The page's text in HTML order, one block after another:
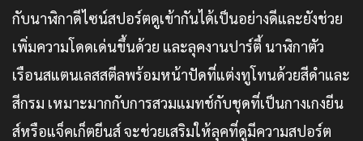
กับนาฬิกาดีไซน์สปอร์ตดูเข้ากันได้เป็นอย่างดีและยังช่วย
เพิ่มความโดดเด่นขึ้นด้วย และลุคงานปาร์ตี้ นาฬิกาตัว
เรือนสแตนเลสสตีลพร้อมหน้าปัดที่แต่งทูโทนด้วยสีดำและ
สีกรม เหมาะมากกับการสวมแมทช์กับชุดที่เป็นกางเกงยีน
ส์หรือแจ็คเก็ตยีนส์ จะช่วยเสริมให้ลุคที่ดูมีความสปอร์ต